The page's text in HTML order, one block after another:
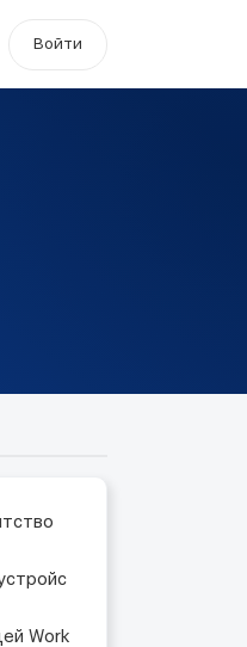
Войти